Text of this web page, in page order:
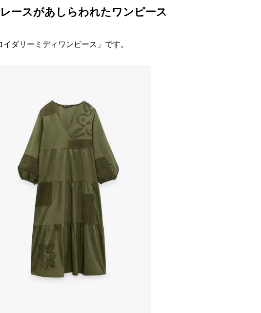
ースがあしらわれたワンピース
ダリーミディワンピース」です。